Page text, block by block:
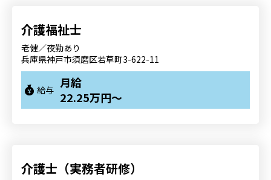
介護福祉士
老健／夜勤あり
兵庫県神戸市須磨区若草町3-622-11
給与 月給
22.25万円～
介護士（実務者研修）